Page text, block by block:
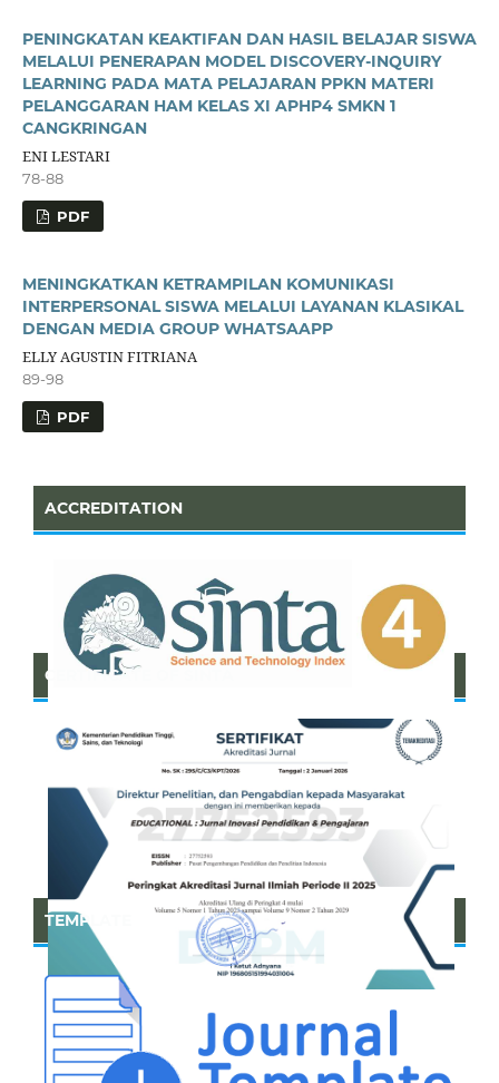
PENINGKATAN KEAKTIFAN DAN HASIL BELAJAR SISWA
MELALUI PENERAPAN MODEL DISCOVERY-INQUIRY
LEARNING PADA MATA PELAJARAN PPKN MATERI
PELANGGARAN HAM KELAS XI APHP4 SMKN 1
CANGKRINGAN
ENI LESTARI
78-88
PDF
MENINGKATKAN KETRAMPILAN KOMUNIKASI
INTERPERSONAL SISWA MELALUI LAYANAN KLASIKAL
DENGAN MEDIA GROUP WHATSAAPP
ELLY AGUSTIN FITRIANA
89-98
PDF
ACCREDITATION
CERTIFICATE OF SINTA
TEMPLATE